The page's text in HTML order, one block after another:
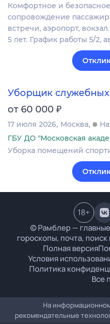
Комфортное и
сопровождение
встречи, аэропорт,
5 лет. График работы 5/2,
Уборщик
от 60 000 ₽
17 июля 2026 Москва
ГБУ ДО "Московская
Уборка помещений
© Рамблер —
гороскопы, почта,
Полная версия
Условия
Политика
Все
18+
На
рекомендательные